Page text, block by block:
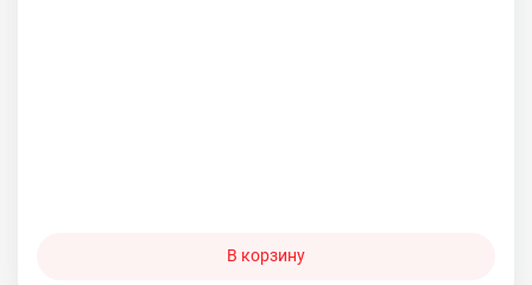
В корзину